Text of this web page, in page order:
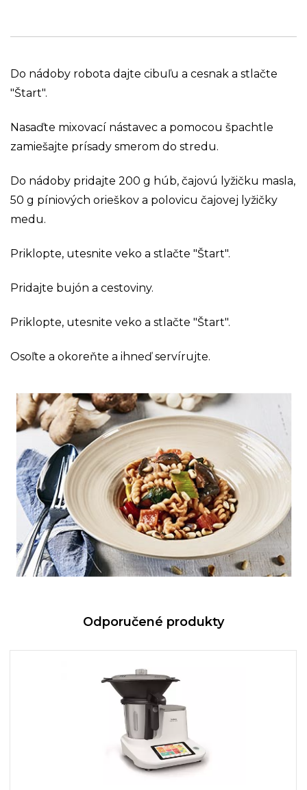
Do nádoby robota dajte cibuľu a cesnak a stlačte
"Štart".
Nasaďte mixovací nástavec a pomocou špachtle
zamiešajte prísady smerom do stredu.
Do nádoby pridajte 200 g húb, čajovú lyžičku masla,
50 g píniových orieškov a polovicu čajovej lyžičky
medu.
Priklopte, utesnite veko a stlačte "Štart".
Pridajte bujón a cestoviny.
Priklopte, utesnite veko a stlačte "Štart".
Osoľte a okoreňte a ihneď servírujte.
Odporučené produkty